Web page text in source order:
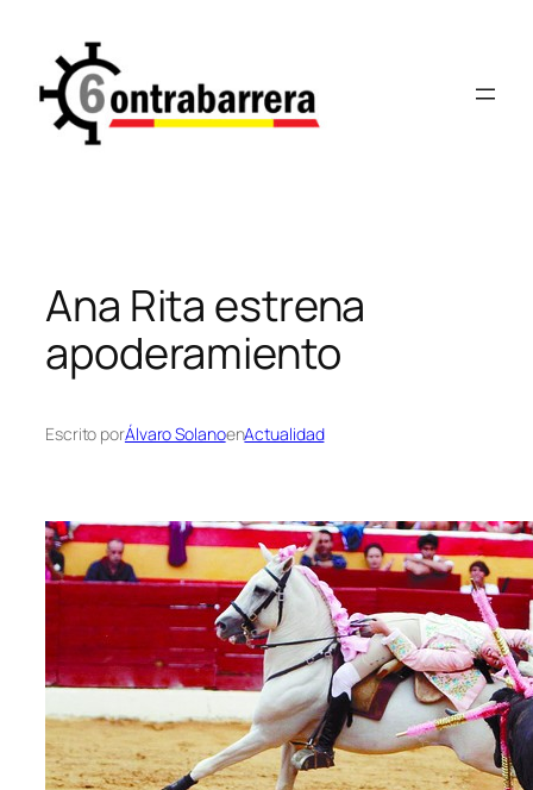
contenido
Ana Rita estrena
apoderamiento
Escrito porÁlvaro SolanoenActualidad